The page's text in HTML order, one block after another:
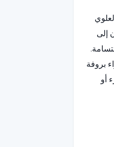
إلى
بروفة
أو